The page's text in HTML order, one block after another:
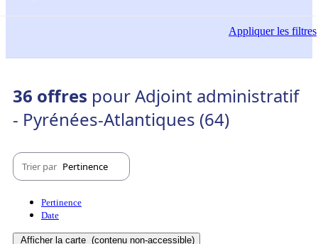
Appliquerles filtres
36 offres pour Adjoint administratif
- Pyrénées-Atlantiques (64)
Trier par Pertinence
Pertinence
Date
Afficher la carte (contenu non-accessible)